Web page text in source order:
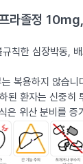
라졸정 10mg
칙한 심장박동,
복용하지 않습니
된 환자는 신중히
은 위산 분비를 증